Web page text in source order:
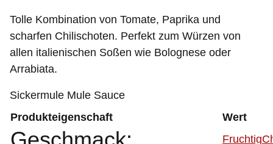
Tolle Kombination von Tomate, Paprika und
scharfen Chilischoten. Perfekt zum Würzen von
allen italienischen Soßen wie Bolognese oder
Arrabiata.
Sickermule Mule Sauce
Produkteigenschaft
Wert
Fruchtig